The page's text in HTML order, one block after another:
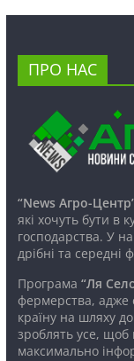
ПРО НАС
“News Агро-
які хочуть бути в
господарства. У
дрібні та середні
Програма “Ля
фермерства, адже
країну на шляху
зроблять усе, щоб
максимально